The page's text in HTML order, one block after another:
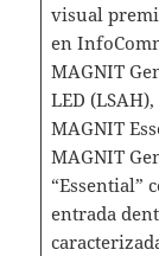
visual
en
MAGNIT
LED
MAGNIT
MAGNIT
“Essential”
entrada